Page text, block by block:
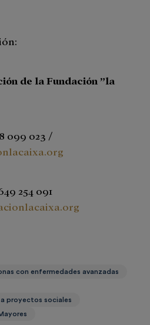
de la Fundación ”la
099 023 /
254 091
con enfermedades avanzadas
proyectos sociales